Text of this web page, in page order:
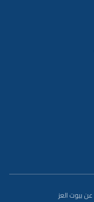
عن بيوت العز